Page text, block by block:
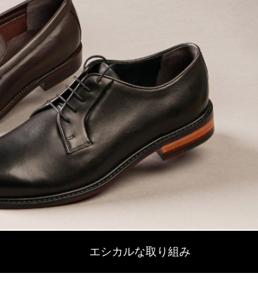
ット対応の探し方！
2024.08.29
リサイクルレザーとは？環境に配慮したサ
ステナブルな素材でOEM生産
エシカルな取り組み